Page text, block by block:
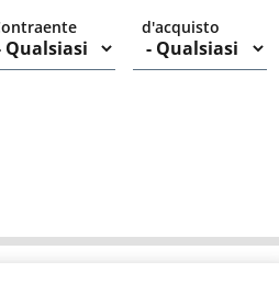
d'acquisto